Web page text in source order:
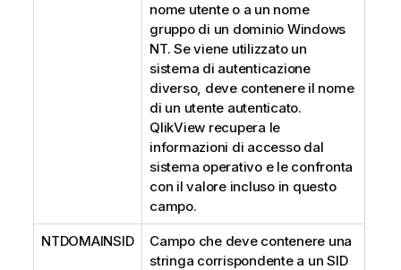
nome utente o a un nome
gruppo di un dominio Windows
NT. Se viene utilizzato un
sistema di autenticazione
diverso, deve contenere il nome
di un utente autenticato.
QlikView recupera le
informazioni di accesso dal
sistema operativo e le confronta
con il valore incluso in questo
campo.
NTDOMAINSID
Campo che deve contenere una
stringa corrispondente a un SID